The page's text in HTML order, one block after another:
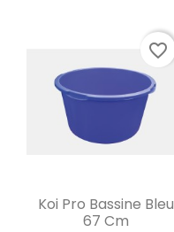
Aperçu rapide
Koi Pro Bassine Bleu
67 Cm
favorite_border